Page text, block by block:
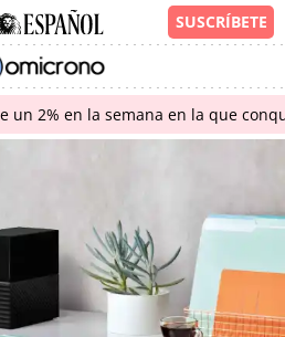
un 2% en la semana en la que